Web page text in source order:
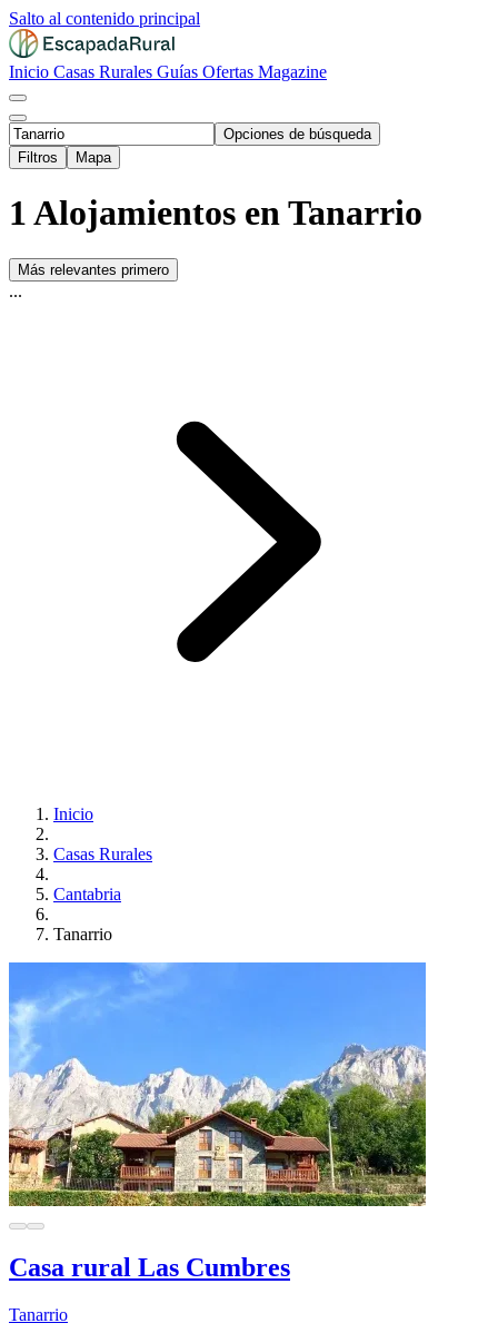
Salto al contenido principal
Inicio Casas Rurales Guías Ofertas Magazine
Opciones de búsqueda
Filtros
Mapa
1 Alojamientos en Tanarrio
Más relevantes primero
...
Inicio
Casas Rurales
Cantabria
Tanarrio
Casa rural Las Cumbres
Tanarrio